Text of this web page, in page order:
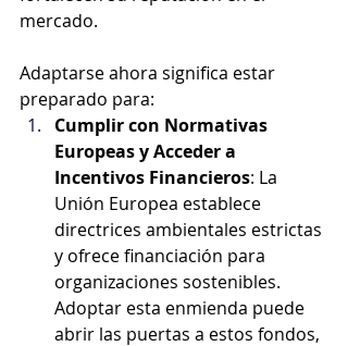
mercado.
Adaptarse ahora significa estar
preparado para:
Cumplir con Normativas
Europeas y Acceder a
Incentivos Financieros: La
Unión Europea establece
directrices ambientales estrictas
y ofrece financiación para
organizaciones sostenibles.
Adoptar esta enmienda puede
abrir las puertas a estos fondos,